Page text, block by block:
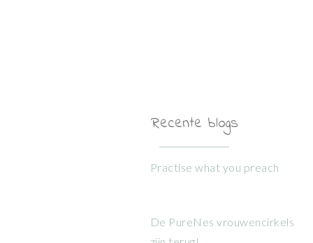
Recente blogs
Practise what you preach
De PureNes vrouwencirkels